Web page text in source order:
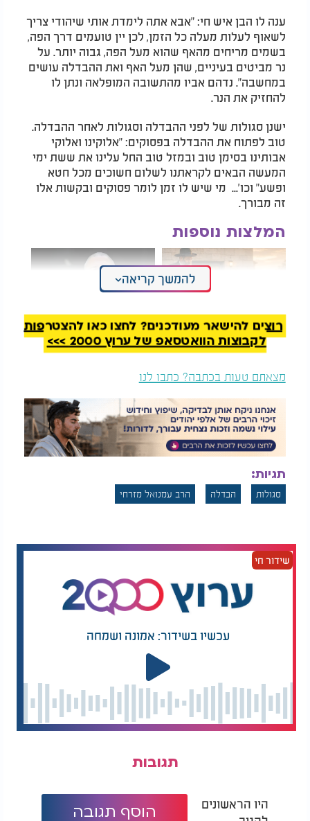
ענה לו הבן איש חי: "אבא אתה לימדת אותי שיהודי צריך
לשאוף לעלות מעלה כל הזמן, לכן יין טועמים דרך הפה,
בשמים מריחים מהאף שהוא מעל הפה, גבוה יותר. על
נר מביטים בעיניים, שהן מעל האף ואת ההבדלה עושים
במחשבה". נדהם אביו מהתשובה המופלאה ונתן לו
להחזיק את הנר.
ישנן סגולות של לפני ההבדלה וסגולות לאחר ההבדלה.
טוב לפתוח את ההבדלה בפסוקים: "אלוקינו ואלוקי
אבותינו בסימן טוב ובמזל טוב החל עלינו את ששת ימי
המעשה הבאים לקראתנו לשלום חשוכים מכל חטא
ופשע" וכו'... מי שיש לו זמן לומר פסוקים ובקשות אלו
זה מבורך.
המלצות נוספות
"שילם על טעות לא שלו
וזכה לנס"
בכיר בשב"כ שעבר
מוות קליני בחשיפה
לאחר מכן ישנה בקשה מיוחדת שמומלץ מאוד לומר,
התפילה של רבי לוי יצחק מברדיטשוב שנקרא "סנגורם
של ישראל". תפילה זו נמצאת ברוב הסידורים ורבי לוי
יצחק בעצמו אמר שמי שיאמר את התפילה 3 פעמים, אין
ספק שאם ירצה ה' תהיה לו הצלחה בכל השבוע.
התפילה מתחילה במילים: "אלוקי אברהם, אלוקי יצחק
ואלוקי יעקב, שמור והצל את עמך ישראל אהוביך מכל
רע למען שם תהילתך" וכו'.
לעשות הבדלה רק עם יין כפי שאומרים חז"ל שמי
שעושה הבדלה עם יין יזכה לבנים זכרים היכולים להיות
בעלי הוראה. מי שלא יכול לברך על יין יברך על מיץ
טבעי. כשממלאים את הכוס צריך למלא עד הסוף
ושיישפך מעט. מדוע? אומרים חז"ל שכל בית שלא
מבחינת הבשמים טוב להשתמש בקינמון וציפורן
שברכתם "בורא עצי בשמים". הכי מהודר להשתמש
בהדסים לבשמים. אסור להשתמש בבושם רגיל
שמשפריצים, אין זה לא מוציא מידי חובה.
לאחר מזיגת היין מדליקים את הנר וטוב שיהיה מונח
להמשך קריאה
רוצים להישאר מעודכנים? לחצו כאן להצטרפות
לקבוצות הוואטסאפ של ערוץ 2000 >>>
מצאתם טעות בכתבה? כתבו לנו
תגיות:
סגולות הבדלה הרב עמנואל מזרחי
שידור חי
עכשיו בשידור: אמונה ושמחה
תגובות
היו הראשונים
הוסף תגובה